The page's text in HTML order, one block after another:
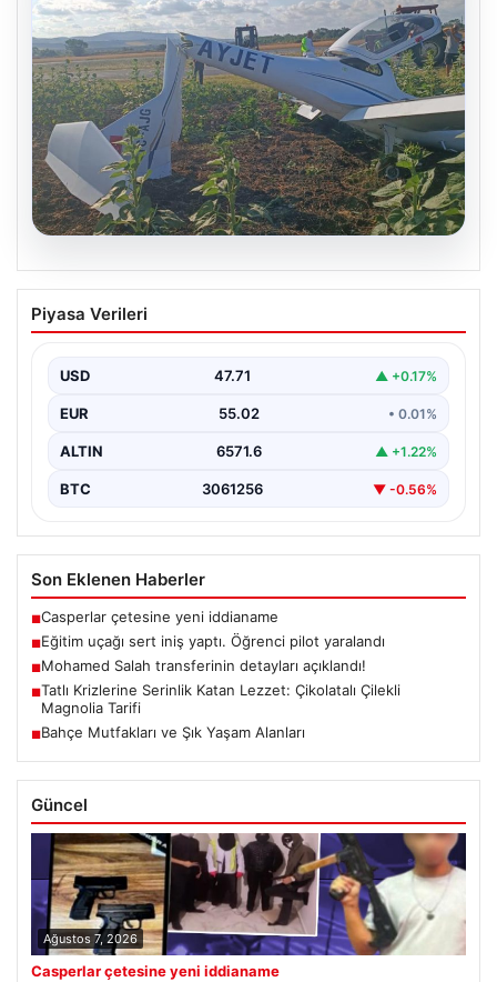
06.08.2026
Eğitim uçağı sert iniş yaptı. Öğrenci
pilot yaralandı
Piyasa Verileri
USD 47.71 ▲ +0.17%
EUR 55.02 • 0.01%
ALTIN 6571.6 ▲ +1.22%
BTC 3061256 ▼ -0.56%
Son Eklenen Haberler
■Casperlar çetesine yeni iddianame
■Eğitim uçağı sert iniş yaptı. Öğrenci pilot yaralandı
■Mohamed Salah transferinin detayları açıklandı!
■Tatlı Krizlerine Serinlik Katan Lezzet: Çikolatalı Çilekli
Magnolia Tarifi
■Bahçe Mutfakları ve Şık Yaşam Alanları
Güncel
Ağustos 7, 2026
Casperlar çetesine yeni iddianame